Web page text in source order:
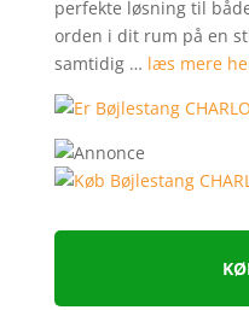
perfekte løsning til
orden i dit rum på en
samtidig … læs mere